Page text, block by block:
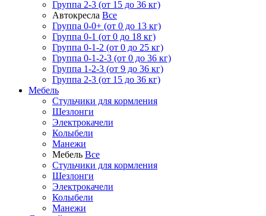
Группа 2-3 (от 15 до 36 кг)
Автокресла Все
Группа 0-0+ (от 0 до 13 кг)
Группа 0-1 (от 0 до 18 кг)
Группа 0-1-2 (от 0 до 25 кг)
Группа 0-1-2-3 (от 0 до 36 кг)
Группа 1-2-3 (от 9 до 36 кг)
Группа 2-3 (от 15 до 36 кг)
Мебель
Cтульчики для кормления
Шезлонги
Электрокачели
Колыбели
Манежи
Мебель Все
Cтульчики для кормления
Шезлонги
Электрокачели
Колыбели
Манежи